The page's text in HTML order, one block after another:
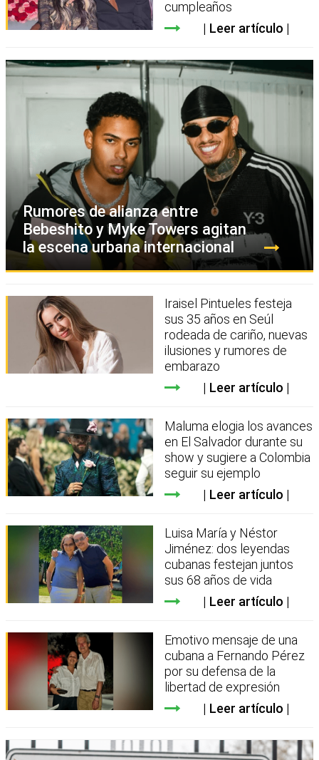
cumpleaños
Leer artículo
Rumores de alianza entre
Bebeshito y Myke Towers agitan
la escena urbana internacional
Iraisel Pintueles festeja
sus 35 años en Seúl
rodeada de cariño, nuevas
ilusiones y rumores de
embarazo
Leer artículo
Maluma elogia los avances
en El Salvador durante su
show y sugiere a Colombia
seguir su ejemplo
Leer artículo
Luisa María y Néstor
Jiménez: dos leyendas
cubanas festejan juntos
sus 68 años de vida
Leer artículo
Emotivo mensaje de una
cubana a Fernando Pérez
por su defensa de la
libertad de expresión
Leer artículo